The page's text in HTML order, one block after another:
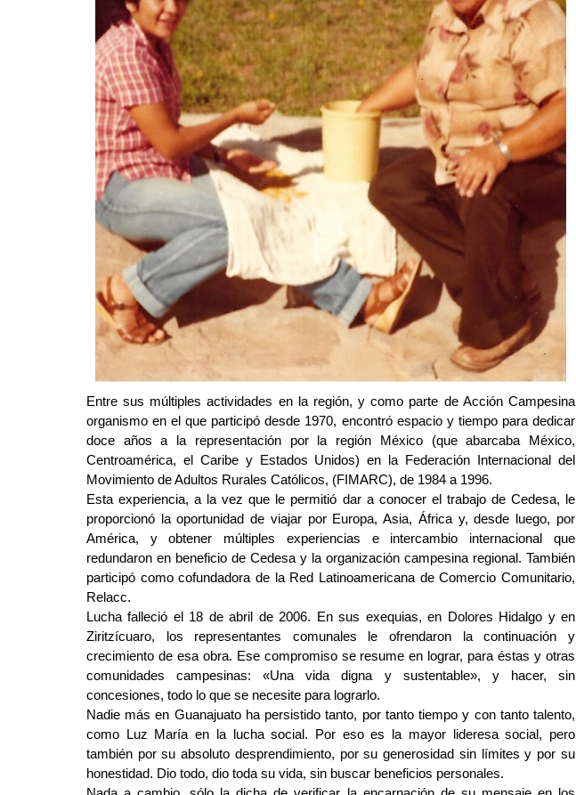
Entre sus múltiples actividades en la región, y como parte de Acción Campesina
organismo en el que participó desde 1970, encontró espacio y tiempo para dedicar
doce años a la representación por la región México (que abarcaba México,
Centroamérica, el Caribe y Estados Unidos) en la Federación Internacional del
Movimiento de Adultos Rurales Católicos, (FIMARC), de 1984 a 1996.
Esta experiencia, a la vez que le permitió dar a conocer el trabajo de Cedesa, le
proporcionó la oportunidad de viajar por Europa, Asia, África y, desde luego, por
América, y obtener múltiples experiencias e intercambio internacional que
redundaron en beneficio de Cedesa y la organización campesina regional. También
participó como cofundadora de la Red Latinoamericana de Comercio Comunitario,
Relacc.
Lucha falleció el 18 de abril de 2006. En sus exequias, en Dolores Hidalgo y en
Ziritzícuaro, los representantes comunales le ofrendaron la continuación y
crecimiento de esa obra. Ese compromiso se resume en lograr, para éstas y otras
comunidades campesinas: «Una vida digna y sustentable», y hacer, sin
concesiones, todo lo que se necesite para lograrlo.
Nadie más en Guanajuato ha persistido tanto, por tanto tiempo y con tanto talento,
como Luz María en la lucha social. Por eso es la mayor lideresa social, pero
también por su absoluto desprendimiento, por su generosidad sin límites y por su
honestidad. Dio todo, dio toda su vida, sin buscar beneficios personales.